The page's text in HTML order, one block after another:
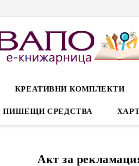
КРЕАТИВНИ КОМПЛЕКТИ
ПИШЕЩИ СРЕДСТВА
Акт за